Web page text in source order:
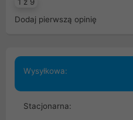
Dodaj pierwszą opinię
Wysyłkowa:
Stacjonarna: